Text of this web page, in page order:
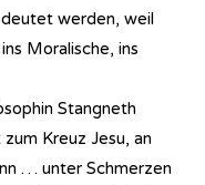
werden, weil
Moralische, ins
Stangneth
Kreuz Jesu, an
… unter Schmerzen